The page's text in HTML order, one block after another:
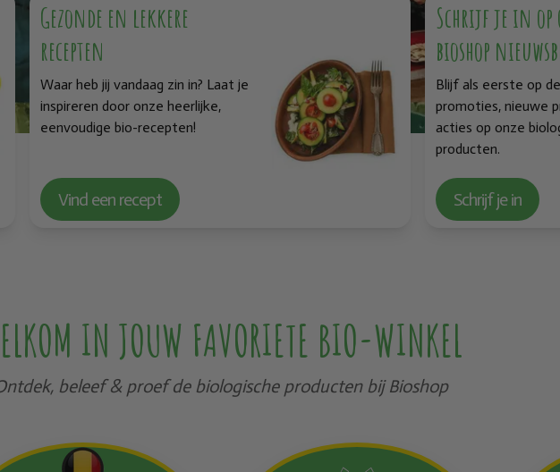
Gezonde en lekkere
recepten
Waar heb jij vandaag zin in? Laat je
inspireren door onze heerlijke,
eenvoudige bio-recepten!
Vind een recept
Schrijf je in op
bioshop
Blijf als eerste op
promoties, nieuwe
acties op onze
producten.
Schrijf je in
IN JOUW FAVORIETE BIO-WINKEL
beleef & proef de biologische producten bij Bioshop